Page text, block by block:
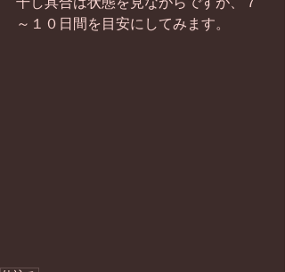
～１０日間を目安にしてみます。